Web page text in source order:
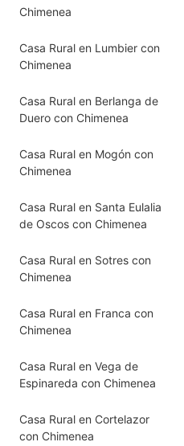
Chimenea
Casa Rural en Lumbier con
Chimenea
Casa Rural en Berlanga de
Duero con Chimenea
Casa Rural en Mogón con
Chimenea
Casa Rural en Santa Eulalia
de Oscos con Chimenea
Casa Rural en Sotres con
Chimenea
Casa Rural en Franca con
Chimenea
Casa Rural en Vega de
Espinareda con Chimenea
Casa Rural en Cortelazor
con Chimenea